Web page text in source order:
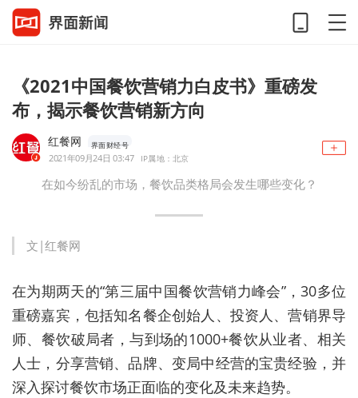
《2021中国餐饮营销力白皮书》重磅发
布，揭示餐饮营销新方向
红餐网 界面财经号
2021年09月24日 03:47 IP属地：北京
在如今纷乱的市场，餐饮品类格局会发生哪些变化？
文|红餐网
在为期两天的“第三届中国餐饮营销力峰会”，30多位
重磅嘉宾，包括知名餐企创始人、投资人、营销界导
师、餐饮破局者，与到场的1000+餐饮从业者、相关
人士，分享营销、品牌、变局中经营的宝贵经验，并
深入探讨餐饮市场正面临的变化及未来趋势。